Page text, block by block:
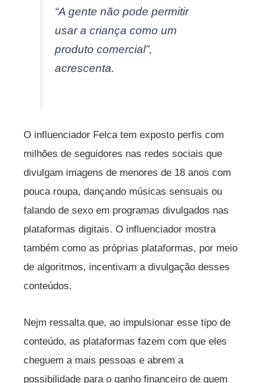
“A gente não pode permitir
usar a criança como um
produto comercial”,
acrescenta.
O influenciador Felca tem exposto perfis com
milhões de seguidores nas redes sociais que
divulgam imagens de menores de 18 anos com
pouca roupa, dançando músicas sensuais ou
falando de sexo em programas divulgados nas
plataformas digitais. O influenciador mostra
também como as próprias plataformas, por meio
de algoritmos, incentivam a divulgação desses
conteúdos.
Nejm ressalta que, ao impulsionar esse tipo de
conteúdo, as plataformas fazem com que eles
cheguem a mais pessoas e abrem a
possibilidade para o ganho financeiro de quem